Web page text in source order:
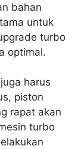
bahan
untuk
turbo
optimal.
harus
piston
rapat akan
turbo